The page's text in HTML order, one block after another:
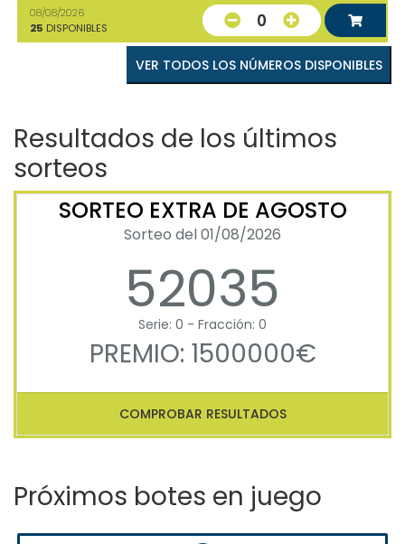
08/08/2026
25 DISPONIBLES 0
VER TODOS LOS NÚMEROS DISPONIBLES
Resultados de los últimos
sorteos
SORTEO EXTRA DE AGOSTO
Sorteo del 01/08/2026
52035
Serie: 0 - Fracción: 0
PREMIO: 1500000€
COMPROBAR RESULTADOS
Próximos botes en juego